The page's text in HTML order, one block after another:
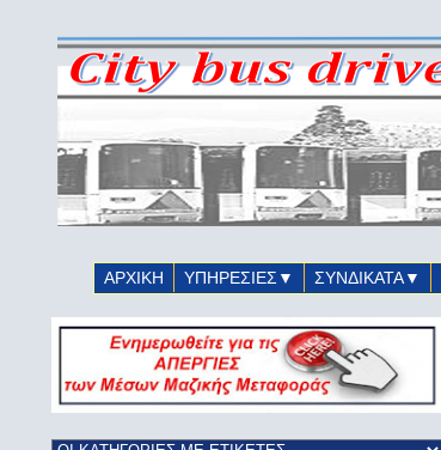
ΑΡΧΙΚΗ ΥΠΗΡΕΣΙΕΣ▼ ΣΥΝΔΙΚΑΤΑ▼